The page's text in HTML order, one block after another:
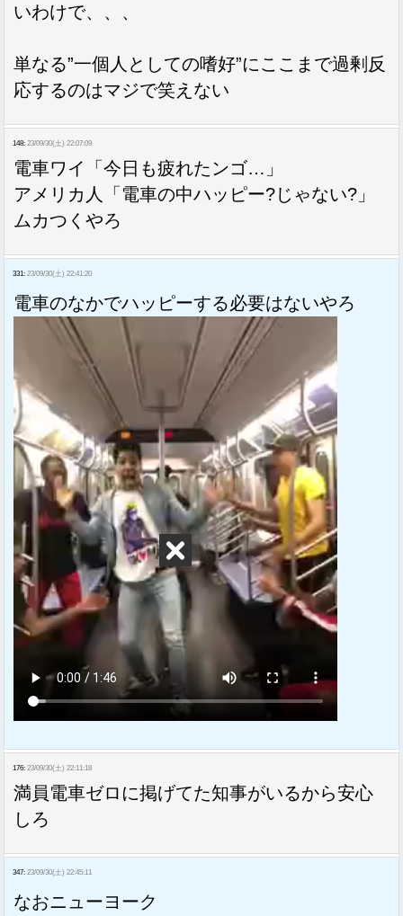
いわけで、、、
単なる”一個人としての嗜好”にここまで過剰反
応するのはマジで笑えない
148: 23/09/30(土) 22:07:09
電車ワイ「今日も疲れたンゴ…」
アメリカ人「電車の中ハッピー?じゃない?」
ムカつくやろ
331: 23/09/30(土) 22:41:20
電車のなかでハッピーする必要はないやろ
176: 23/09/30(土) 22:11:18
満員電車ゼロに掲げてた知事がいるから安心
しろ
347: 23/09/30(土) 22:45:11
なおニューヨーク